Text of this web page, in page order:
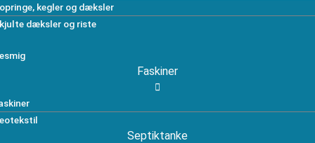
kegler og dæksler
dæksler og riste
Faskiner
Septiktanke